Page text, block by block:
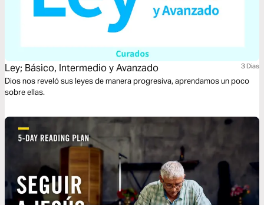
Ley; Básico, Intermedio y Avanzado 3 Dias
Dios nos reveló sus leyes de manera progresiva, aprendamos un poco
sobre ellas.